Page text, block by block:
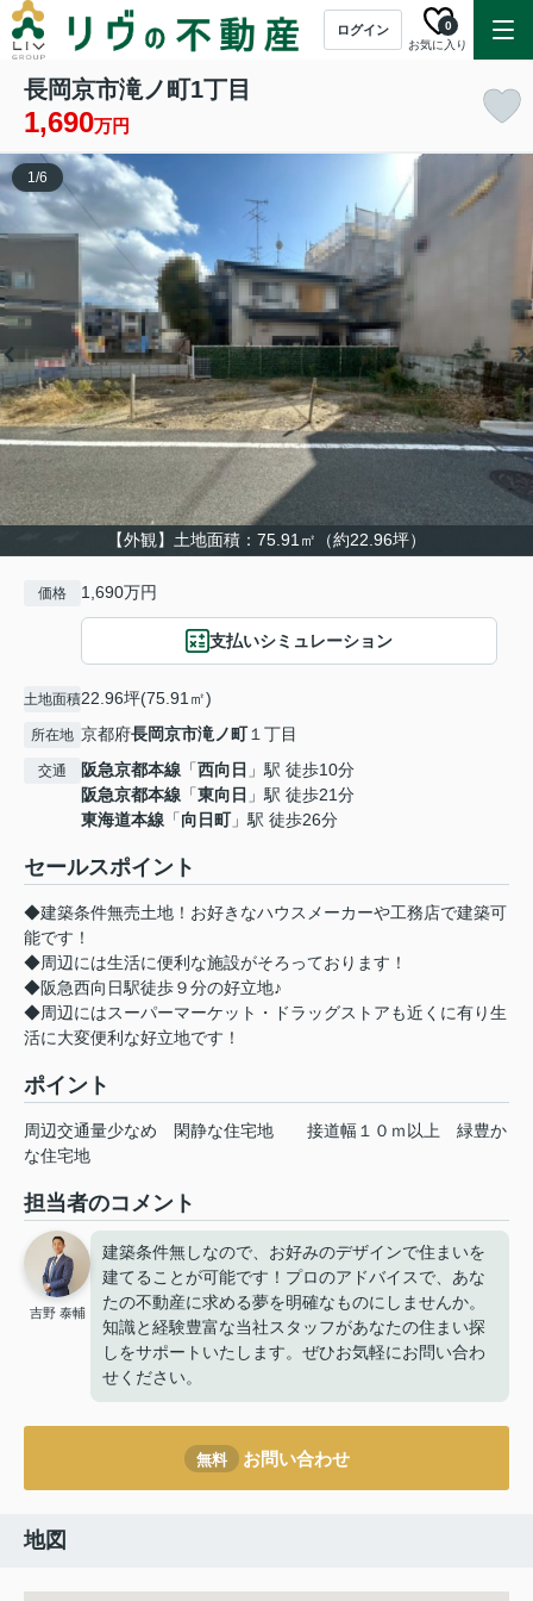
ログイン
お気に入り
0
長岡京市滝ノ町1丁目
1,690万円
【外観】土地面積：75.91㎡（約22.96坪）
1/6
価格 1,690万円
支払いシミュレーション
土地面積22.96坪(75.91㎡)
所在地 京都府長岡京市滝ノ町１丁目
交通 阪急京都本線 「西向日 」駅 徒歩10分
阪急京都本線 「東向日 」駅 徒歩21分
東海道本線 「向日町」駅 徒歩26分
セールスポイント
◆建築条件無売土地！お好きなハウスメーカーや工務店で建築可
能です！
◆周辺には生活に便利な施設がそろっております！
◆阪急西向日駅徒歩９分の好立地♪
◆周辺にはスーパーマーケット・ドラッグストアも近くに有り生
活に大変便利な好立地です！
ポイント
周辺交通量少なめ 閑静な住宅地 接道幅１０ｍ以上
緑豊か
な住宅地
担当者のコメント
吉野 泰輔
建築条件無しなので、お好みのデザインで住まいを
建てることが可能です！プロのアドバイスで、あな
たの不動産に求める夢を明確なものにしませんか。
知識と経験豊富な当社スタッフがあなたの住まい探
しをサポートいたします。ぜひお気軽にお問い合わ
せください。
無料 お問い合わせ
地図